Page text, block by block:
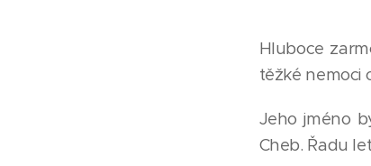
Hluboce
těžké nemoci
Jeho jméno
Cheb. Řadu